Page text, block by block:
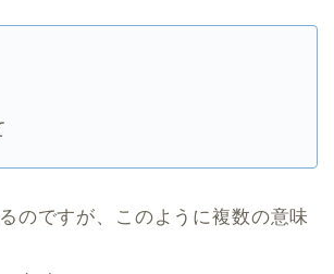
のですが、このように複数の意味